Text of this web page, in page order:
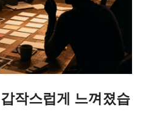
작스럽게 느껴졌습